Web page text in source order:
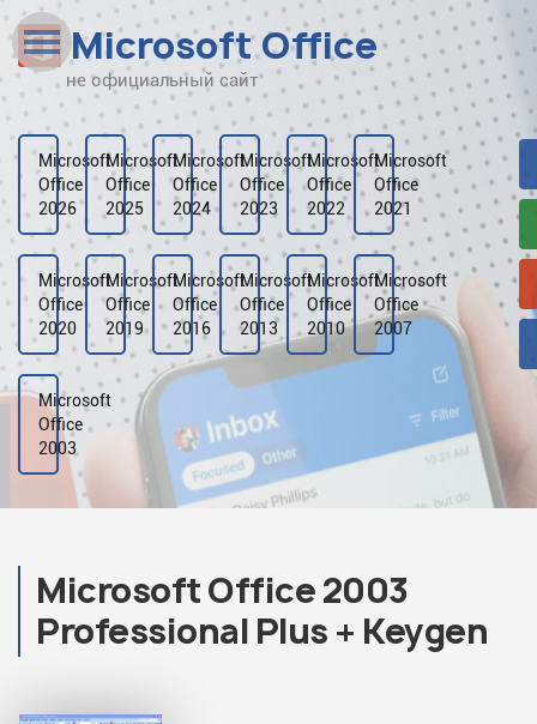
Наверх
Рейтинг
Видео
Галерея
Microsoft Office
не официальный сайт
Microsoft
Office
2026
Microsoft
Office
2025
Microsoft
Office
2024
Microsoft
Office
2023
Microsoft
Office
2022
Microsoft
Office
2021
Microsoft
Office
2020
Microsoft
Office
2019
Microsoft
Office
2016
Microsoft
Office
2013
Microsoft
Office
2010
Microsoft
Office
2007
Microsoft
Office
2003
Microsoft Office 2003
Professional Plus + Keygen